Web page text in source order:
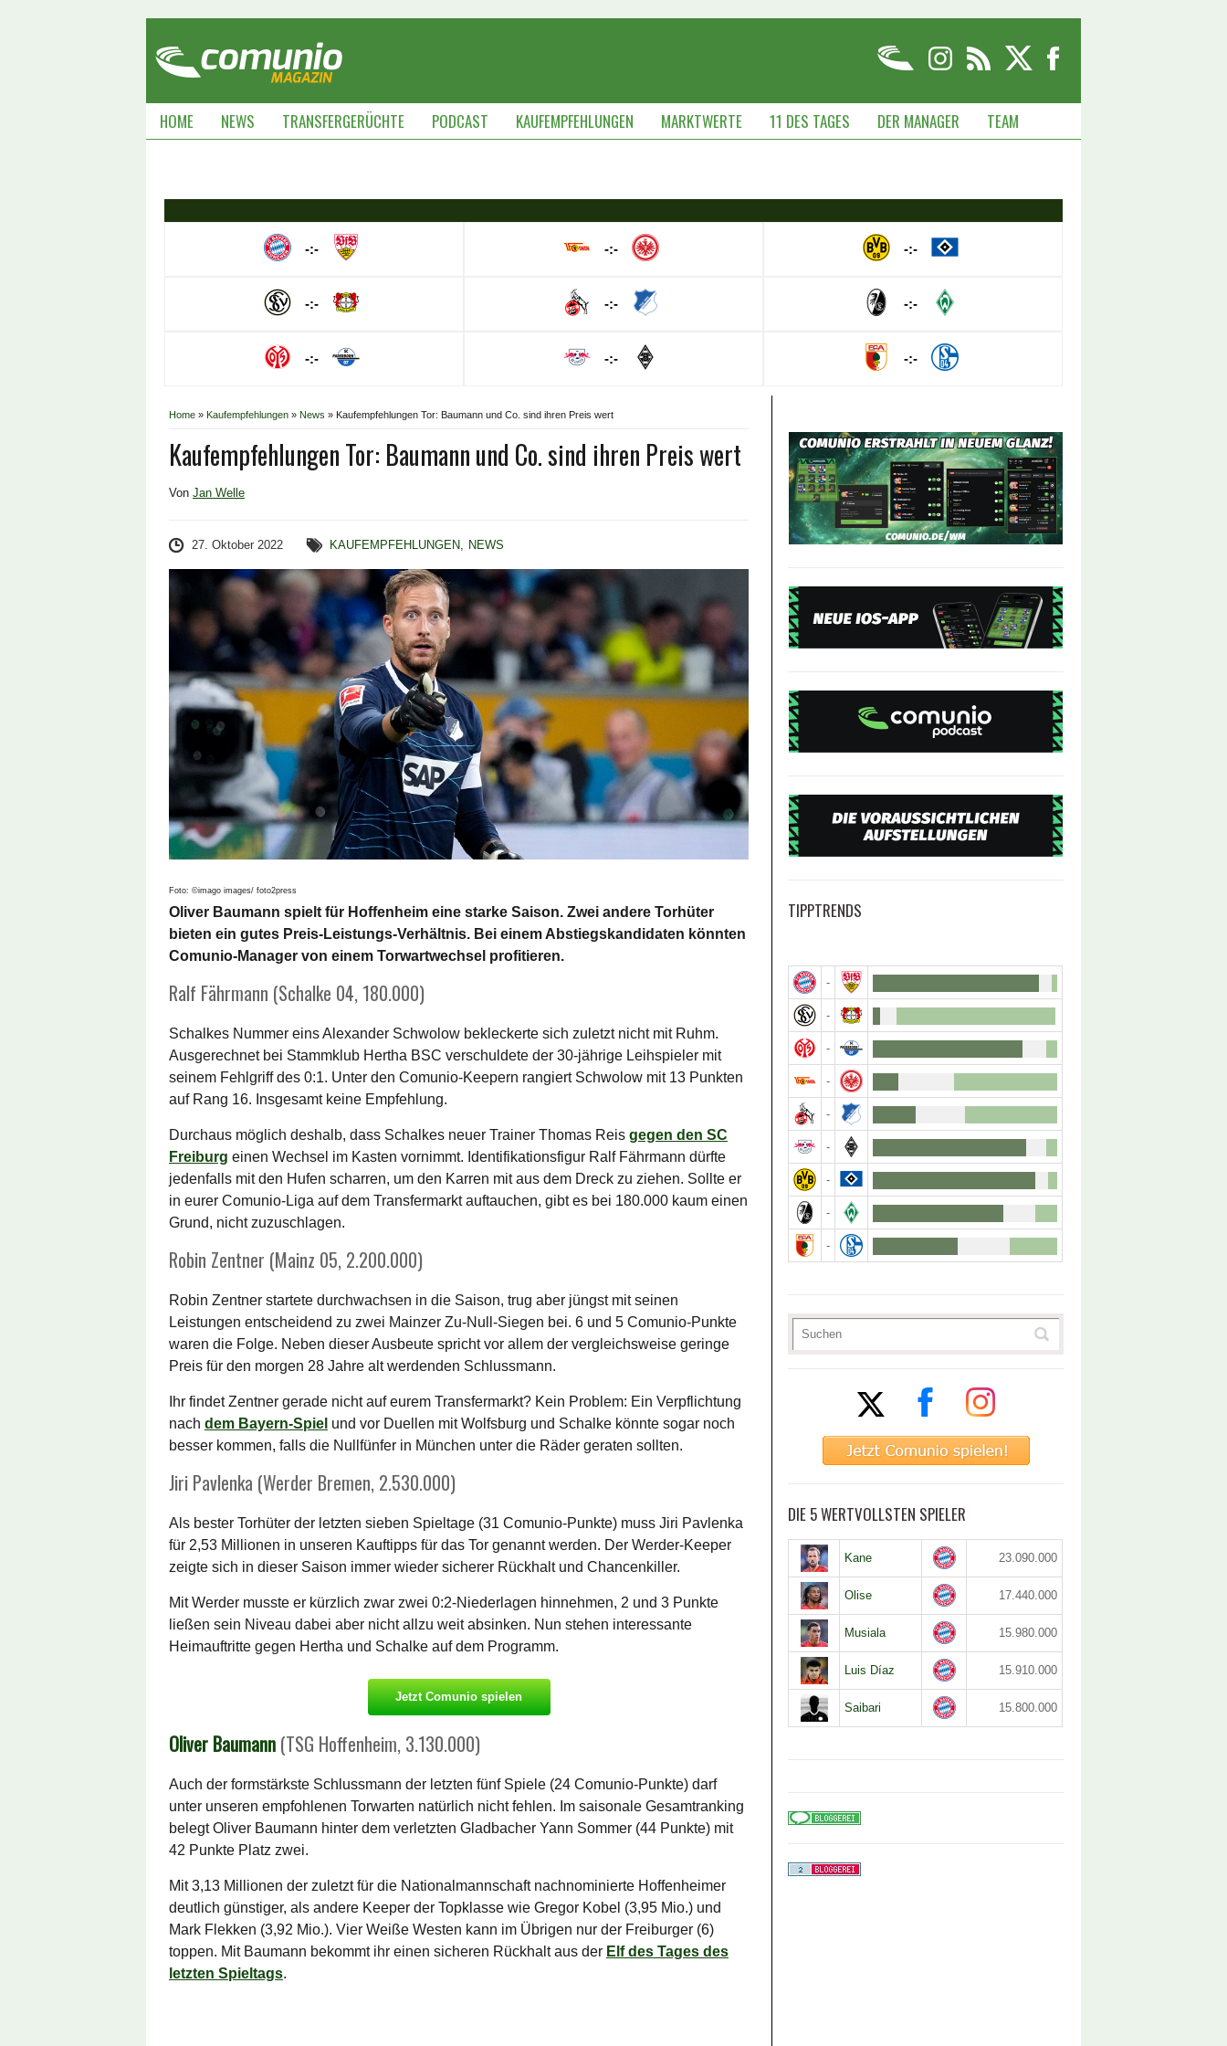
HOME NEWS TRANSFERGERÜCHTE PODCAST KAUFEMPFEHLUNGEN MARKTWERTE 11 DES TAGES DER MANAGER TEAM
-:-
-:-
-:-
-:-
-:-
-:-
-:-
-:-
-:-
Home » Kaufempfehlungen » News » Kaufempfehlungen Tor: Baumann und Co. sind ihren Preis wert
Kaufempfehlungen Tor: Baumann und Co. sind ihren Preis wert
Von Jan Welle
27. Oktober 2022 KAUFEMPFEHLUNGEN, NEWS
Foto: ©imago images/ foto2press
Oliver Baumann spielt für Hoffenheim eine starke Saison. Zwei andere Torhüter
bieten ein gutes Preis-Leistungs-Verhältnis. Bei einem Abstiegskandidaten könnten
Comunio-Manager von einem Torwartwechsel profitieren.
Ralf Fährmann (Schalke 04, 180.000)
Schalkes Nummer eins Alexander Schwolow bekleckerte sich zuletzt nicht mit Ruhm.
Ausgerechnet bei Stammklub Hertha BSC verschuldete der 30-jährige Leihspieler mit
seinem Fehlgriff des 0:1. Unter den Comunio-Keepern rangiert Schwolow mit 13 Punkten
auf Rang 16. Insgesamt keine Empfehlung.
Durchaus möglich deshalb, dass Schalkes neuer Trainer Thomas Reis gegen den SC
Freiburg einen Wechsel im Kasten vornimmt. Identifikationsfigur Ralf Fährmann dürfte
jedenfalls mit den Hufen scharren, um den Karren mit aus dem Dreck zu ziehen. Sollte er
in eurer Comunio-Liga auf dem Transfermarkt auftauchen, gibt es bei 180.000 kaum einen
Grund, nicht zuzuschlagen.
Robin Zentner (Mainz 05, 2.200.000)
Robin Zentner startete durchwachsen in die Saison, trug aber jüngst mit seinen
Leistungen entscheidend zu zwei Mainzer Zu-Null-Siegen bei. 6 und 5 Comunio-Punkte
waren die Folge. Neben dieser Ausbeute spricht vor allem der vergleichsweise geringe
Preis für den morgen 28 Jahre alt werdenden Schlussmann.
Ihr findet Zentner gerade nicht auf eurem Transfermarkt? Kein Problem: Ein Verpflichtung
nach dem Bayern-Spiel und vor Duellen mit Wolfsburg und Schalke könnte sogar noch
besser kommen, falls die Nullfünfer in München unter die Räder geraten sollten.
Jiri Pavlenka (Werder Bremen, 2.530.000)
Als bester Torhüter der letzten sieben Spieltage (31 Comunio-Punkte) muss Jiri Pavlenka
für 2,53 Millionen in unseren Kauftipps für das Tor genannt werden. Der Werder-Keeper
zeigte sich in dieser Saison immer wieder sicherer Rückhalt und Chancenkiller.
Mit Werder musste er kürzlich zwar zwei 0:2-Niederlagen hinnehmen, 2 und 3 Punkte
ließen sein Niveau dabei aber nicht allzu weit absinken. Nun stehen interessante
Heimauftritte gegen Hertha und Schalke auf dem Programm.
Jetzt Comunio spielen
Oliver Baumann (TSG Hoffenheim, 3.130.000)
Auch der formstärkste Schlussmann der letzten fünf Spiele (24 Comunio-Punkte) darf
unter unseren empfohlenen Torwarten natürlich nicht fehlen. Im saisonale Gesamtranking
belegt Oliver Baumann hinter dem verletzten Gladbacher Yann Sommer (44 Punkte) mit
42 Punkte Platz zwei.
Mit 3,13 Millionen der zuletzt für die Nationalmannschaft nachnominierte Hoffenheimer
deutlich günstiger, als andere Keeper der Topklasse wie Gregor Kobel (3,95 Mio.) und
Mark Flekken (3,92 Mio.). Vier Weiße Westen kann im Übrigen nur der Freiburger (6)
toppen. Mit Baumann bekommt ihr einen sicheren Rückhalt aus der Elf des Tages des
letzten Spieltags.
TIPPTRENDS
-
-
-
-
-
-
-
-
-
DIE 5 WERTVOLLSTEN SPIELER
Kane 23.090.000
Olise 17.440.000
Musiala 15.980.000
Luis Díaz 15.910.000
Saibari 15.800.000